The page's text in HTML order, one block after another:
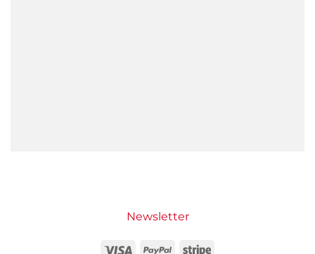
Newsletter
Visa PayPal Stripe